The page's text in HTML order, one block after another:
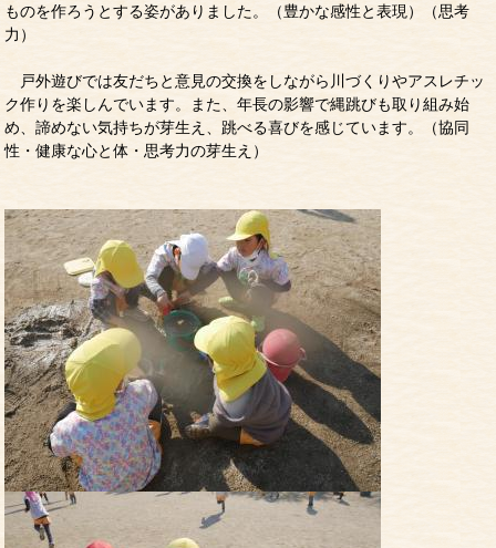
ものを作ろうとする姿がありました。（豊かな感性と表現）（思考
力）
戸外遊びでは友だちと意見の交換をしながら川づくりやアスレチッ
ク作りを楽しんでいます。また、年長の影響で縄跳びも取り組み始
め、諦めない気持ちが芽生え、跳べる喜びを感じています。（協同
性・健康な心と体・思考力の芽生え）